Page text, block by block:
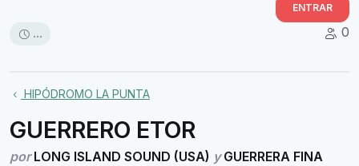
ENTRAR
... 0
HIPÓDROMO LA PUNTA
GUERRERO ETOR
porLONG ISLAND SOUND (USA) yGUERRERA FINA